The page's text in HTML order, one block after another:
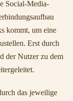
Social-Media-
kommt, um eine
Erst durch
der Nutzer zu dem
das jeweilige